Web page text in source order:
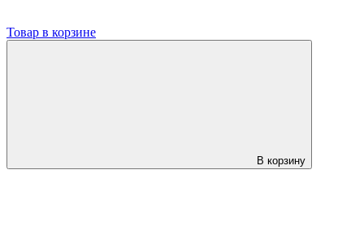
Товар в корзине
В корзину